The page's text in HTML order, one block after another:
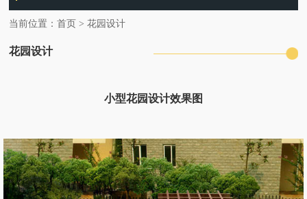
当前位置：首页 >花园设计
花园设计
小型花园设计效果图